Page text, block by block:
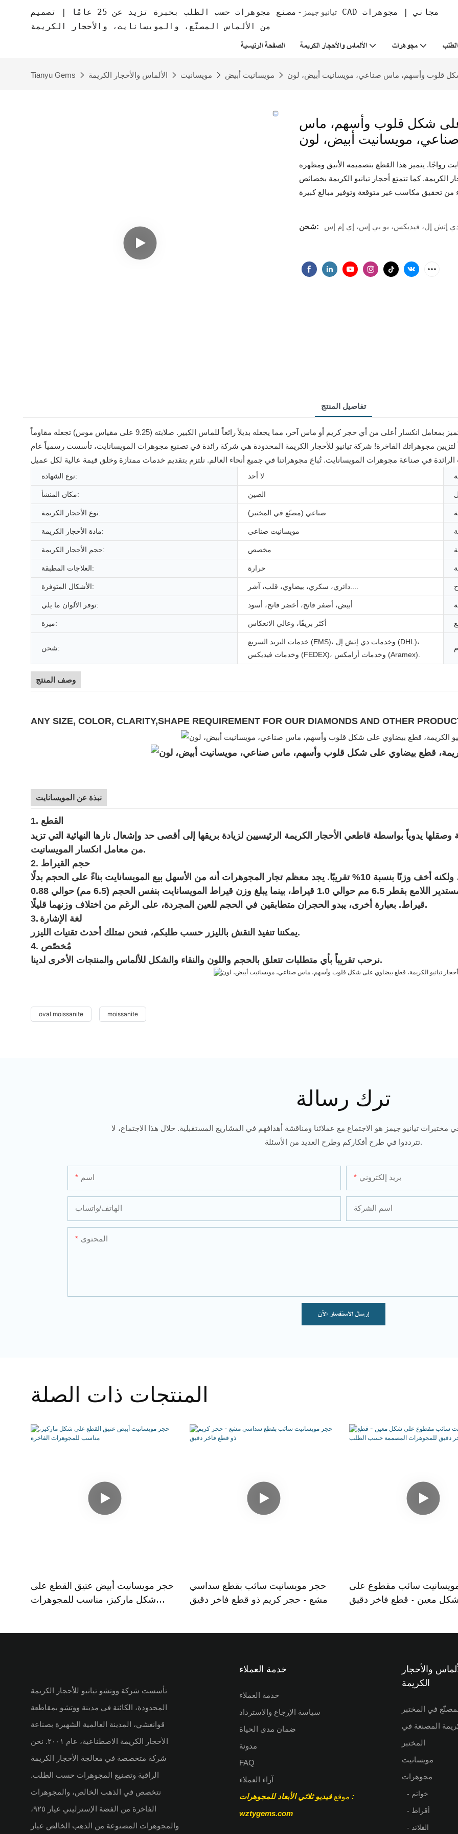
تيانيو جيمز -
مصنع مجوهرات حسب الطلب بخبرة تزيد عن 25 عامًا | تصميم CAD مجاني | مجوهرات
من الألماس المصنّع، والمويسانايت، والأحجار الكريمة
الصفحة الرئيسية الألماس والأحجار الكريمة مجوهرات
Tianyu Gems الألماس والأحجار الكريمة مويسانيت مويسانيت أبيض
على شكل قلوب وأسهم، ماس
رواجًا. يتميز هذا القطع بتصميمه الأنيق ومظهره
الكريمة. كما تتمتع أحجار تيانيو الكريمة بخصائص
شحن: إتش إل، فيديكس، يو بي إس، إي إم إس
تفاصيل المنتج
المويسانايت حجر كريم طبيعي تم تطويره في المختبرات. يتميز بمعامل انكسار أعلى من أي حجر كريم أو ماس آخر، مما يجعله بديلاً رائعاً للماس الكبير. صلابته (9.25 على مقياس موس) تجعله مقاوماً
لتزيين مجوهراتك الفاخرة! شركة تيانيو للأحجار الكريمة المحدودة هي شركة رائدة في تصنيع مجوهرات المويسانايت، تأسست رسمياً عام
نوع الشهادة: لا أحد
مكان المنشأ: الصين
نوع الأحجار الكريمة: صناعي (مصنّع في المختبر)
مادة الأحجار الكريمة: مويسانيت صناعي
حجم الأحجار الكريمة: مخصص
العلاجات المطبقة: حرارة
الأشكال المتوفرة: دائري، سكري، بيضاوي، قلب، آشر....
توفر الألوان ما يلي: أبيض، أصفر فاتح، أخضر فاتح، أسود
ميزة: أكثر بريقًا، وعالي الانعكاس
شحن:
خدمات البريد السريع (EMS)، وخدمات دي إتش إل (DHL)،
وخدمات فيديكس (FEDEX)، وخدمات أرامكس (Aramex).
وصف المنتج
ANY SIZE, COLOR, CLARITY,SHAPE REQUIREMENT FOR OUR DIAMONDS AND OTHER
نبذة عن المويسانايت
1. القطع
يدوياً بواسطة قاطعي الأحجار الكريمة الرئيسيين لزيادة بريقها إلى أقصى حد وإشعال نارها النهائية التي تزيد
من معامل انكسار المويسانيت.
2. حجم القيراط
يُقارب حجم المويسانايت حجم قيراط الألماس العادي، ولكنه أخف وزنًا بنسبة 10% تقريبًا. يجد معظم تجار المجوهرات أنه من الأسهل بيع المويسانايت بناءً على الحجم بدلًا
من الوزن. فمثلاً، يبلغ وزن قيراط الألماس الطبيعي المستدير اللامع بقطر 6.5 مم حوالي 1.0 قيراط، بينما يبلغ وزن قيراط المويسانايت بنفس الحجم (6.5 مم) حوالي 0.88
قيراط. بعبارة أخرى، يبدو الحجران متطابقين في الحجم للعين المجردة، على الرغم من اختلاف وزنهما قليلًا.
3. لغة الإشارة
يمكننا تنفيذ النقش بالليزر حسب طلبكم، فنحن نمتلك أحدث تقنيات الليزر.
4. مُخصّص
نرحب تقريباً بأي متطلبات تتعلق بالحجم واللون والنقاء والشكل للألماس والمنتجات الأخرى لدينا.
oval moissanite moissanite
ترك رسالة
تيانيو جيمز هو الاجتماع مع عملائنا ومناقشة أهدافهم في المشاريع المستقبلية. خلال هذا الاجتماع، لا
تترددوا في طرح أفكاركم وطرح العديد من الأسئلة.
اسم بريد إلكتروني
الهاتف/واتساب اسم الشركة
المحتوى
إرسال الاستفسار الآن
المنتجات ذات الصلة
حجر مويسانيت أبيض عتيق القطع على
شكل ماركيز، مناسب للمجوهرات
حجر مويسانيت سائب بقطع سداسي
مشع - حجر كريم ذو قطع فاخر دقيق
سائب مقطوع على
شكل معين - قطع فاخر دقيق
تأسست شركة ووتشو تيانيو للأحجار الكريمة
المحدودة، الكائنة في مدينة ووتشو بمقاطعة
قوانغشي، المدينة العالمية الشهيرة بصناعة
الأحجار الكريمة الاصطناعية، عام ٢٠٠١. نحن
شركة متخصصة في معالجة الأحجار الكريمة
الراقية وتصنيع المجوهرات حسب الطلب.
نتخصص في الذهب الخالص، والمجوهرات
الفاخرة من الفضة الإسترليني عيار ٩٢٥،
والمجوهرات المصنوعة من الذهب الخالص عيار
خدمة العملاء
خدمة العملاء
سياسة الإرجاع والاسترداد
ضمان مدى الحياة
مدونة
FAQ
آراء العملاء
موقعفيديو ثلاثي الأبعاد للمجوهرات
:
wztygems.com
والأحجار
الكريمة
في المختبر
المصنعة في
المختبر
مويسانيت
مجوهرات
- خواتم
- أقراط
- القلائد